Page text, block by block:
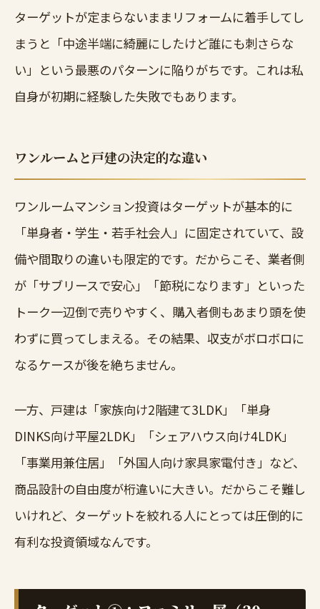
ターゲットが定まらないままリフォームに着手してし
まうと「中途半端に綺麗にしたけど誰にも刺さらな
い」という最悪のパターンに陥りがちです。これは私
自身が初期に経験した失敗でもあります。
ワンルームと戸建の決定的な違い
ワンルームマンション投資はターゲットが基本的に
「単身者・学生・若手社会人」に固定されていて、設
備や間取りの違いも限定的です。だからこそ、業者側
が「サブリースで安心」「節税になります」といった
トーク一辺倒で売りやすく、購入者側もあまり頭を使
わずに買ってしまえる。その結果、収支がボロボロに
なるケースが後を絶ちません。
一方、戸建は「家族向け2階建て3LDK」「単身
DINKS向け平屋2LDK」「シェアハウス向け4LDK」
「事業用兼住居」「外国人向け家具家電付き」など、
商品設計の自由度が桁違いに大きい。だからこそ難し
いけれど、ターゲットを絞れる人にとっては圧倒的に
有利な投資領域なんです。